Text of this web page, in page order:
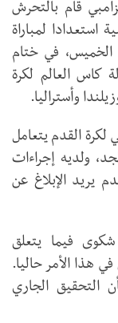
قام بالتحرش
لمباراة
أمس الخميس، في ختام
كاس العالم لكرة
لكرة القدم يتعامل
ولديه إجراءات
الإبلاغ عن
فيما يتعلق
هذا الأمر حاليا.
التحقيق الجاري